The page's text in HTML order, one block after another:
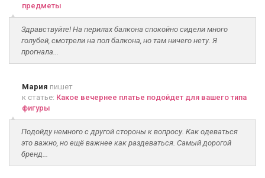
предметы
Здравствуйте! На перилах балкона спокойно сидели много
голубей, смотрели на пол балкона, но там ничего нету. Я
прогнала...
Мария пишет
к статье: Какое вечернее платье подойдет для вашего типа
фигуры
Подойду немного с другой стороны к вопросу. Как одеваться
это важно, но ещё важнее как раздеваться. Самый дорогой
бренд...